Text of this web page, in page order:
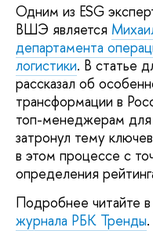
Одним из ESG
ВШЭ является
департамента
логистики. В статье
рассказал об
трансформации в
топ-менеджерам
затронул тему
в этом процессе с
определения
Подробнее читайте в
журнала РБК Тренды.